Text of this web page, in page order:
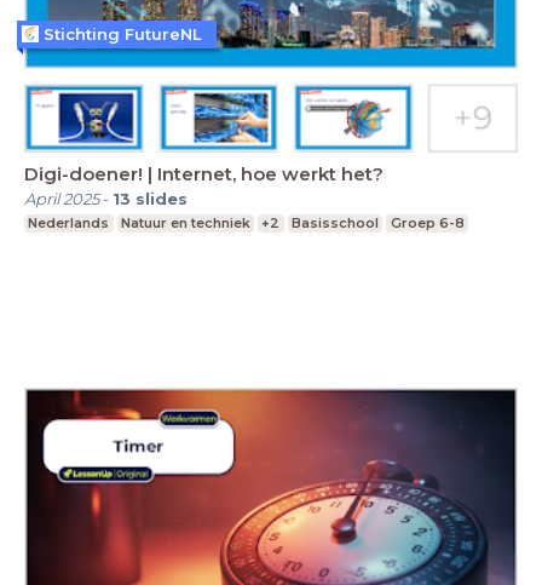
Digi-doener! | Internet, hoe werkt het?
April 2025- 13 slides
Nederlands Natuur en techniek +2 Basisschool Groep 6-8
Stichting FutureNL